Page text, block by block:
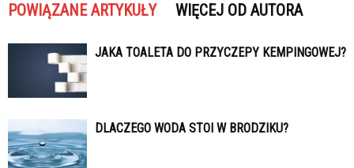
POWIĄZANE ARTYKUŁY WIĘCEJ OD AUTORA
JAKA TOALETA DO PRZYCZEPY KEMPINGOWEJ?
DLACZEGO WODA STOI W BRODZIKU?